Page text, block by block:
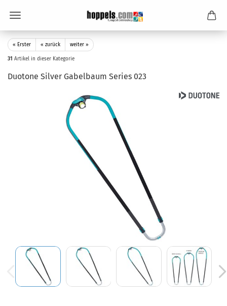
« Erster « zurück weiter »
31 Artikel in dieser Kategorie
Duotone Silver Gabelbaum Series 023